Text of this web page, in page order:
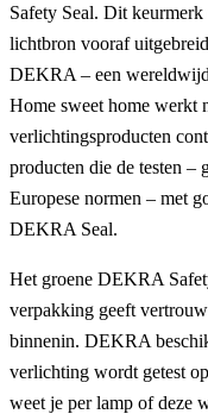
Safety Seal. Dit
lichtbron vooraf
DEKRA – een
Home sweet home werkt
verlichtingsproducten
producten die de testen –
Europese normen – met
DEKRA Seal.
Het groene DEKRA
verpakking geeft
binnenin. DEKRA
verlichting wordt getest
weet je per lamp of deze